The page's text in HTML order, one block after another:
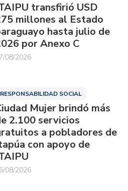
transfirió USD
millones al Estado
hasta julio de
por Anexo C
08/2026
RESPONSABILIDAD SOCIAL
Mujer brindó más
2.100 servicios
a pobladores de
con apoyo de
08/2026